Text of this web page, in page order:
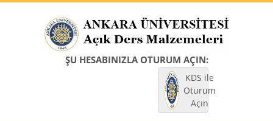
ŞU HESABINIZLA OTURUM AÇIN:
KDS ile
Oturum
Açın